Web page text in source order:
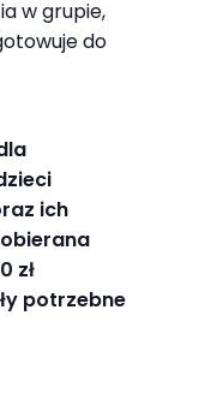
w grupie,
do
ich
zł
potrzebne